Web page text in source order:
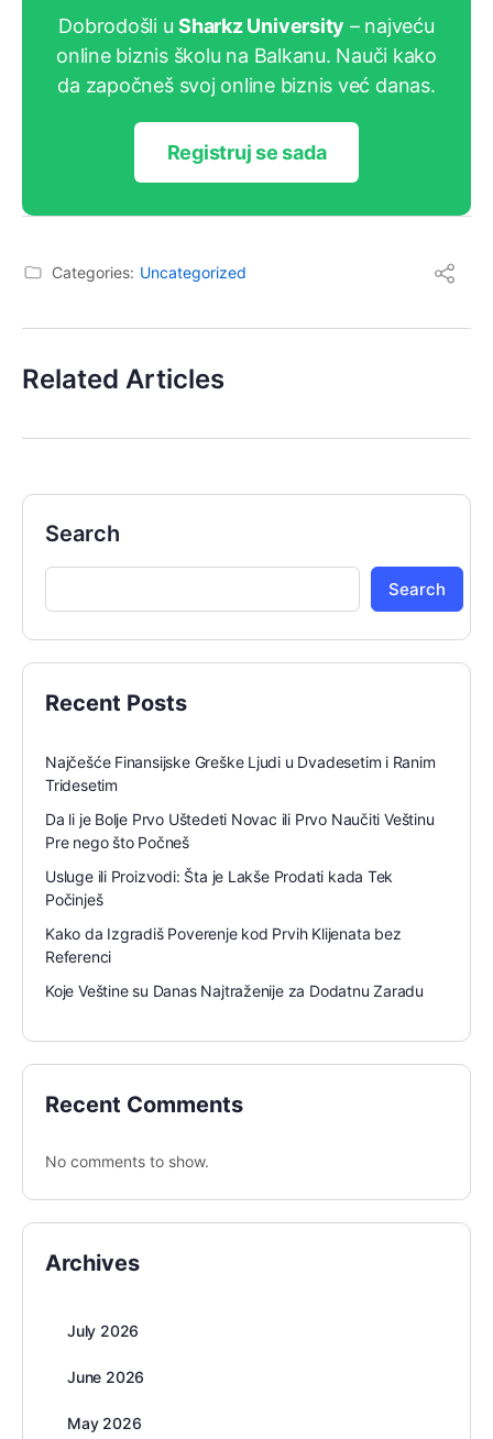
Dobrodošli uSharkz University – najveću
online biznis školu na Balkanu. Nauči kako
da započneš svoj online biznis već danas.
Registruj se sada
Categories: Uncategorized
Related Articles
Search
Search
Recent Posts
Najčešće Finansijske Greške Ljudi u Dvadesetim i Ranim
Tridesetim
Da li je Bolje Prvo Uštedeti Novac ili Prvo Naučiti Veštinu
Pre nego što Počneš
Usluge ili Proizvodi: Šta je Lakše Prodati kada Tek
Počinješ
Kako da Izgradiš Poverenje kod Prvih Klijenata bez
Referenci
Koje Veštine su Danas Najtraženije za Dodatnu Zaradu
Recent Comments
No comments to show.
Archives
July 2026
June 2026
May 2026